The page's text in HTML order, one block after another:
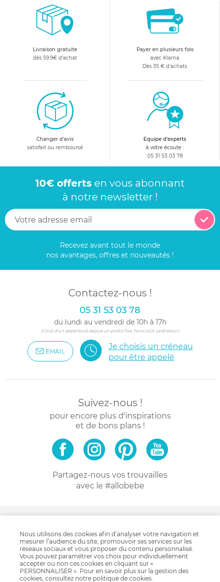
Livraison gratuite
dès 59.9€ d'achat
Payer en plusieurs fois
avec Klarna
Dès 35 € d'achats
Changer d'avis
satisfait ou remboursé
Equipe d'experts
à votre écoute :
05 31 53 03 78
10€ offerts en vous abonnant
à notre newsletter !
Recevez avant tout le monde
nos avantages, offres et nouveautés !
Contactez-nous !
05 31 53 03 78
du lundi au vendredi de 10h à 17h
(Coût d'un appel local depuis un poste fixe, hors coût opérateur)
EMAIL
Je choisis un créneau
pour être appelé
Suivez-nous !
pour encore plus d'inspirations
et de bons plans !
Partagez-nous vos trouvailles
avec le #allobebe
4.4/ 5
511 avis client
Nous utilisons des cookies afin d’analyser votre navigation et
mesurer l’audience du site, promouvoir ses services sur les
réseaux sociaux et vous proposer du contenu personnalisé.
Vous pouvez paramétrer vos choix pour individuellement
accepter ou non ces cookies en cliquant sur «
PERSONNALISER ». Pour en savoir plus sur la gestion des
cookies, consultez notre politique de cookies.